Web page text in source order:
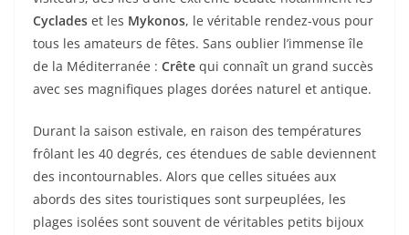
Cyclades et les Mykonos, le véritable rendez-vous pour
tous les amateurs de fêtes. Sans oublier l’immense île
de la Méditerranée : Crête qui connaît un grand succès
avec ses magnifiques plages dorées naturel et antique.
Durant la saison estivale, en raison des températures
frôlant les 40 degrés, ces étendues de sable deviennent
des incontournables. Alors que celles situées aux
abords des sites touristiques sont surpeuplées, les
plages isolées sont souvent de véritables petits bijoux